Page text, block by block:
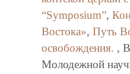
“Symposium”,
Востока», Путь
освобождения. ,
Молодежной